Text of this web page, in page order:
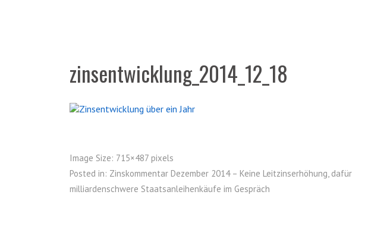
zinsentwicklung_2014_12_18
Image Size: 715×487 pixels
Posted in: Zinskommentar Dezember 2014 – Keine Leitzinserhöhung, dafür
milliardenschwere Staatsanleihenkäufe im Gespräch